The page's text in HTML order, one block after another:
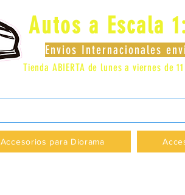
Autos a Escala
Envios Internacionales
Tienda ABIERTA de lunes a viernes de
Accesorios para Diorama